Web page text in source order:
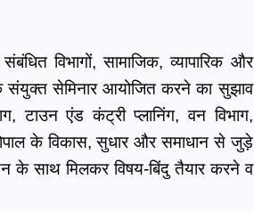
विभागों, सामाजिक, व्यापारिक और
एक संयुक्त सेमिनार आयोजित करने का सुझाव
टाउन एंड कंट्री प्लानिंग, वन विभाग,
के विकास, सुधार और समाधान से जुड़े
के साथ मिलकर विषय-बिंदु तैयार करने व